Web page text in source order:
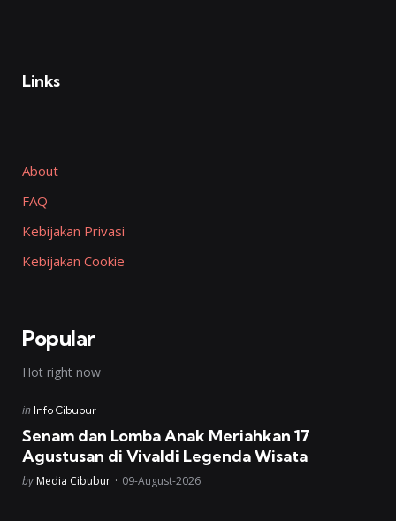
Links
About
FAQ
Kebijakan Privasi
Kebijakan Cookie
Popular
Hot right now
Posted
in Info Cibubur
Senam dan Lomba Anak Meriahkan 17
Agustusan di Vivaldi Legenda Wisata
Posted
by Media Cibubur 09-August-2026